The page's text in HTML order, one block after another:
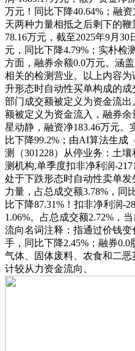
万元！同比下降40.64%；融
天两种力量相抵之后剩下的
78.16万元，截至2025年9月
元，同比下降4.79%；实朴检
方面，融券余额0.0万元。涵
相关的检测营业。以上内容
升形态时自动性买单构成的
部门成交额被定义为资金流出
额被定义为资金流入，融券
星动静，融资净183.46万元。
比下降99.2%；由AI算法生成
测（301228）从停业务：土
测机构,单季度扣非净利润-
处于下跌形态时自动性卖单
力量，占总成交额3.78%，同
比下降87.31%！扣非净利润-
1.06%。占总成交额2.72%，
流向名词注释：指通过价钱
手，同比下降2.45%；融券0.0
气体、固体废料、农食和二
计较从力资金流向、